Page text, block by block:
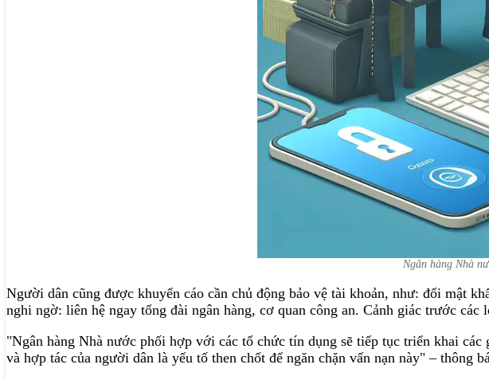
Ngân hàng Nhà
Người dân cũng được khuyến cáo cần chủ động bảo vệ tài khoản, như: đổi mật
nghi ngờ: liên hệ ngay tổng đài ngân hàng, cơ quan công an. Cảnh giác trước
"Ngân hàng Nhà nước phối hợp với các tổ chức tín dụng sẽ tiếp tục triển khai
và hợp tác của người dân là yếu tố then chốt để ngăn chặn vấn nạn này" – thông